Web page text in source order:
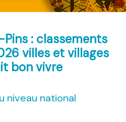
: classements
villes et villages
bon vivre
niveau national